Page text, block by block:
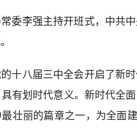
委李强主持开班式，中共
十八届三中全会开启了新
有划时代意义。新时代全
壮丽的篇章之一，为全面